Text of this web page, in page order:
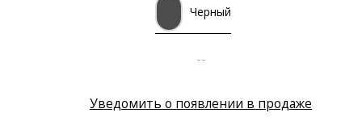
Черный
--
Уведомить о появлении в продаже